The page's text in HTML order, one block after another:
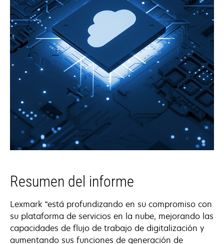
Resumen del informe
Lexmark “está profundizando en su compromiso con
su plataforma de servicios en la nube, mejorando las
capacidades de flujo de trabajo de digitalización y
aumentando sus funciones de generación de